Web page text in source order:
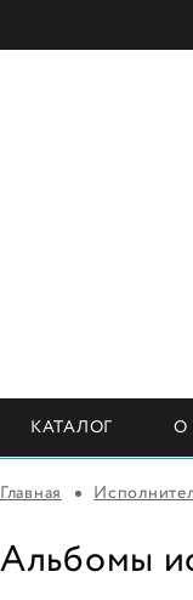
КАТАЛОГ О
Главная
Альбомы